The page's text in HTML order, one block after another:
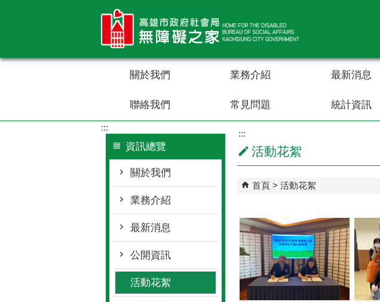
關於我們 業務介紹 最新消息
聯絡我們 常見問題 統計資訊
:::
資訊總覽
關於我們
業務介紹
最新消息
公開資訊
活動花絮
:::
活動花絮
首頁 活動花絮